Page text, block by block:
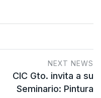
NEXT NEWS
CIC Gto. invita a su
Seminario: Pintura